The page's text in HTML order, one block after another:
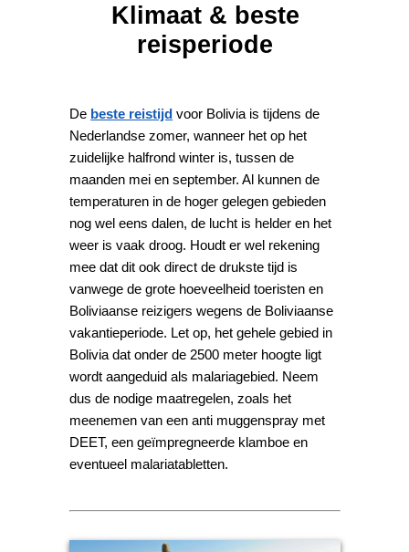
Klimaat & beste
reisperiode
De beste reistijd voor Bolivia is tijdens de
Nederlandse zomer, wanneer het op het
zuidelijke halfrond winter is, tussen de
maanden mei en september. Al kunnen de
temperaturen in de hoger gelegen gebieden
nog wel eens dalen, de lucht is helder en het
weer is vaak droog. Houdt er wel rekening
mee dat dit ook direct de drukste tijd is
vanwege de grote hoeveelheid toeristen en
Boliviaanse reizigers wegens de Boliviaanse
vakantieperiode. Let op, het gehele gebied in
Bolivia dat onder de 2500 meter hoogte ligt
wordt aangeduid als malariagebied. Neem
dus de nodige maatregelen, zoals het
meenemen van een anti muggenspray met
DEET, een geïmpregneerde klamboe en
eventueel malariatabletten.